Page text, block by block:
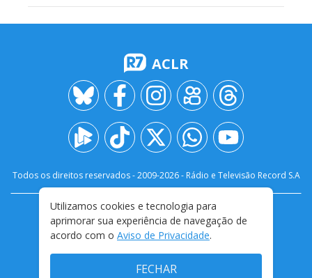
ACLR
Todos os direitos reservados - 2009-2026- Rádio e Televisão Record S.A
FALE CONOSCO
PRIVACIDADE
TERMOS E CONDIÇÕES DE USO
Utilizamos cookies e tecnologia para
aprimorar sua experiência de navegação de
acordo com o Aviso de Privacidade.
FECHAR